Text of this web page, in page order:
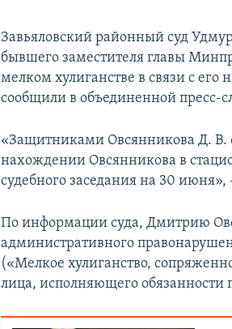
Завьяловский районный суд
бывшего заместителя главы
мелком хулиганстве в связи с
сообщили в объединенной пресс-
«Защитниками Овсянникова Д. В.
нахождении Овсянникова в
судебного заседания на 30
По информации суда, Дмитрию
административного
(«Мелкое хулиганство,
лица, исполняющего обязанности